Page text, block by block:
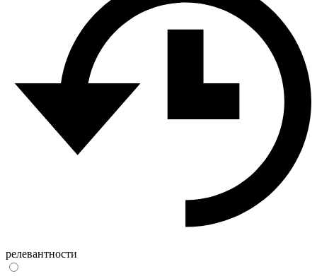
релевантности